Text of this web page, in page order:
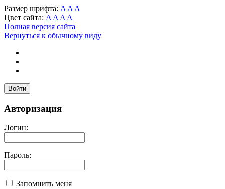
Размер шрифта: A A A
Цвет сайта: A A A A
Полная версия сайта
Вернуться к обычному виду
Войти
Авторизация
Логин:
Пароль:
Запомнить меня